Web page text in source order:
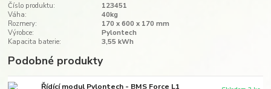
Číslo produktu:
123451
Váha:
40kg
Rozmery:
170 x 600 x 170 mm
Výrobce:
Pylontech
Kapacita baterie:
3,55 kWh
Podobné produkty
Řídící modul Pylontech - BMS Force L1